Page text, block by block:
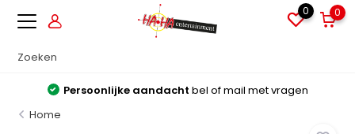
0 0
Persoonlijke aandacht bel of mail met vragen
Home